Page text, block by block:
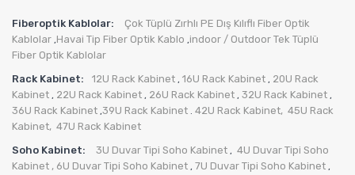
Fiberoptik Kablolar:
Çok Tüplü Zırhlı PE Dış Kılıflı Fiber Optik
Kablolar ,Havai Tip Fiber Optik Kablo ,indoor / Outdoor Tek Tüplü
Fiber Optik Kablolar
Rack Kabinet:
12U Rack Kabinet , 16U Rack Kabinet , 20U Rack
Kabinet , 22U Rack Kabinet , 26U Rack Kabinet , 32U Rack Kabinet ,
36U Rack Kabinet ,39U Rack Kabinet . 42U Rack Kabinet, 45U Rack
Kabinet, 47U Rack Kabinet
Soho Kabinet:
3U Duvar Tipi Soho Kabinet , 4U Duvar Tipi Soho
Kabinet , 6U Duvar Tipi Soho Kabinet , 7U Duvar Tipi Soho Kabinet ,